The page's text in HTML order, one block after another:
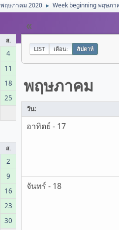
พฤษภาคม 2020 ► Week beginning พฤษภา
ส.
4
11
18
25
ส.
2
9
16
23
30
«
LIST เดือน: สัปดาห์
พฤษภาคม
วัน:
อาทิตย์ - 17
จันทร์ - 18